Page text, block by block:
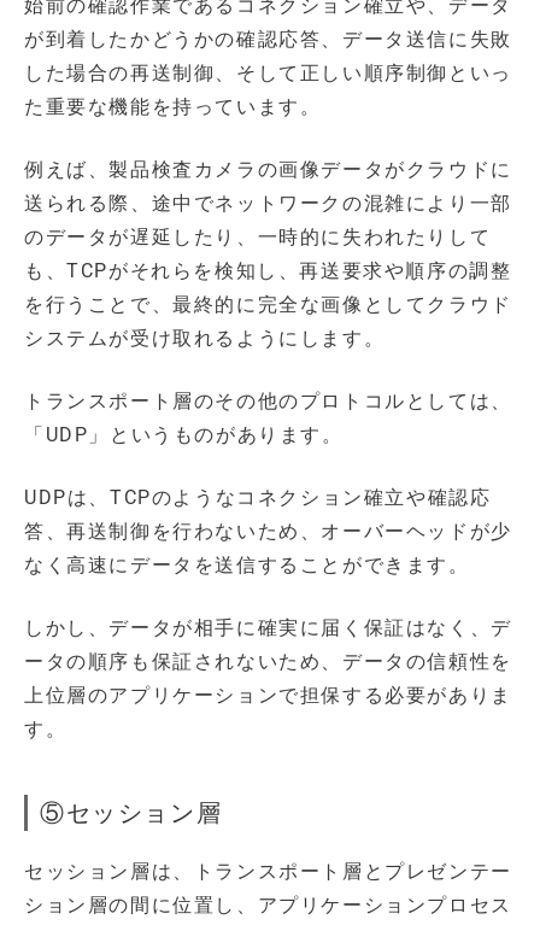
始前の確認作業であるコネクション確立や、データ
が到着したかどうかの確認応答、データ送信に失敗
した場合の再送制御、そして正しい順序制御といっ
た重要な機能を持っています。
例えば、製品検査カメラの画像データがクラウドに
送られる際、途中でネットワークの混雑により一部
のデータが遅延したり、一時的に失われたりして
も、TCPがそれらを検知し、再送要求や順序の調整
を行うことで、最終的に完全な画像としてクラウド
システムが受け取れるようにします。
トランスポート層のその他のプロトコルとしては、
「UDP」というものがあります。
UDPは、TCPのようなコネクション確立や確認応
答、再送制御を行わないため、オーバーヘッドが少
なく高速にデータを送信することができます。
しかし、データが相手に確実に届く保証はなく、デ
ータの順序も保証されないため、データの信頼性を
上位層のアプリケーションで担保する必要がありま
す。
⑤セッション層
セッション層は、トランスポート層とプレゼンテー
ション層の間に位置し、アプリケーションプロセス